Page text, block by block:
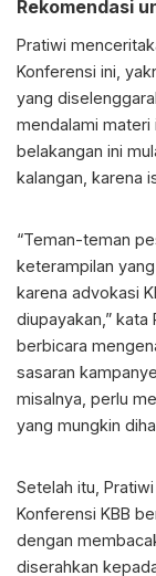
Rekomendasi
Pratiwi
Konferensi ini,
yang
mendalami materi
belakangan ini
kalangan, karena
“Teman-teman
keterampilan
karena advokasi
diupayakan,”
berbicara
sasaran
misalnya, perlu
yang mungkin
Setelah itu,
Konferensi KBB
dengan
diserahkan